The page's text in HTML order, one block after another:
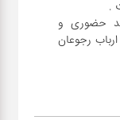
حضوری و
رجوعان